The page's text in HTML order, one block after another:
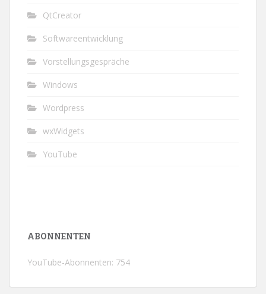
QtCreator
Softwareentwicklung
Vorstellungsgespräche
Windows
Wordpress
wxWidgets
YouTube
ABONNENTEN
YouTube-Abonnenten: 754